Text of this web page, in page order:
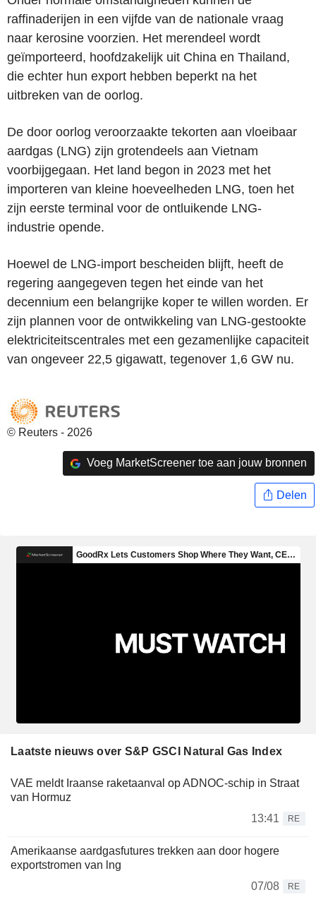
raffinaderijen in een vijfde van de nationale vraag
naar kerosine voorzien. Het merendeel wordt
geïmporteerd, hoofdzakelijk uit China en Thailand,
die echter hun export hebben beperkt na het
uitbreken van de oorlog.
De door oorlog veroorzaakte tekorten aan vloeibaar
aardgas (LNG) zijn grotendeels aan Vietnam
voorbijgegaan. Het land begon in 2023 met het
importeren van kleine hoeveelheden LNG, toen het
zijn eerste terminal voor de ontluikende LNG-
industrie opende.
Hoewel de LNG-import bescheiden blijft, heeft de
regering aangegeven tegen het einde van het
decennium een belangrijke koper te willen worden. Er
zijn plannen voor de ontwikkeling van LNG-gestookte
elektriciteitscentrales met een gezamenlijke capaciteit
van ongeveer 22,5 gigawatt, tegenover 1,6 GW nu.
© Reuters - 2026
Voeg MarketScreener toe aan jouw bronnen
Delen
Laatste nieuws over S&P GSCI Natural Gas Index
VAE meldt Iraanse raketaanval op ADNOC-schip in Straat
van Hormuz
13:41
RE
Amerikaanse aardgasfutures trekken aan door hogere
exportstromen van lng
07/08
RE